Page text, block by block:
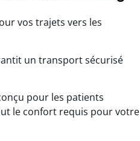
vos trajets vers les
un transport sécurisé
pour les patients
le confort requis pour votre